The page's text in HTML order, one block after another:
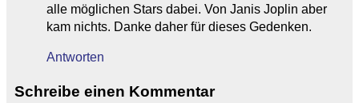
alle möglichen Stars dabei. Von Janis Joplin aber
kam nichts. Danke daher für dieses Gedenken.
Antworten
Schreibe einen Kommentar